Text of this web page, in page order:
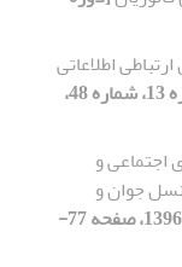
اطلاعاتی
[دوره 13، شماره 48،
اجتماعی و
جوان و
[دوره 13، شماره 48، 1396، صفحه 77-